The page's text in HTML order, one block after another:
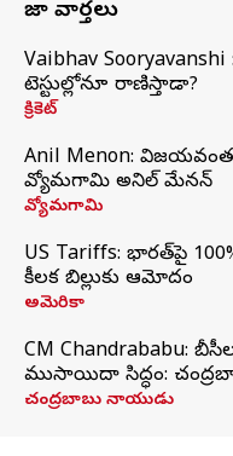
తాజా వార్తలు
Vaibhav
టెస్టుల్లోనూ రాణిస్తాడా?
క్రికెట్
Anil Menon:
వ్యోమగామి అనిల్‌ మేనన్
వ్యోమగామి
US Tariffs: భారత్‌పై
కీలక బిల్లుకు ఆమోదం
అమెరికా
CM Chandrababu: బీసీల
ముసాయిదా సిద్ధం:
చంద్రబాబు నాయుడు